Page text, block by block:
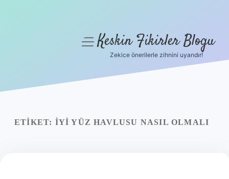
Yasal Uyarı
menüyüKeskin Fikirler Blogu
Zekice önerilerle zihnini uyandır!
ETIKET: İYI YÜZ HAVLUSU NASIL OLMALI